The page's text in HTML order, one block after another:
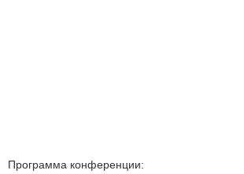
Программа конференции: